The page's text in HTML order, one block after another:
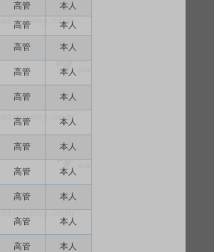
高管
本人
高管
本人
高管
本人
高管
本人
高管
本人
高管
本人
高管
本人
高管
本人
高管
本人
高管
本人
高管
本人